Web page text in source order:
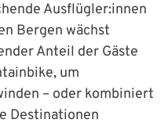
Ausflügler:innen
Bergen wächst
Anteil der Gäste
um
– oder kombiniert
Destinationen